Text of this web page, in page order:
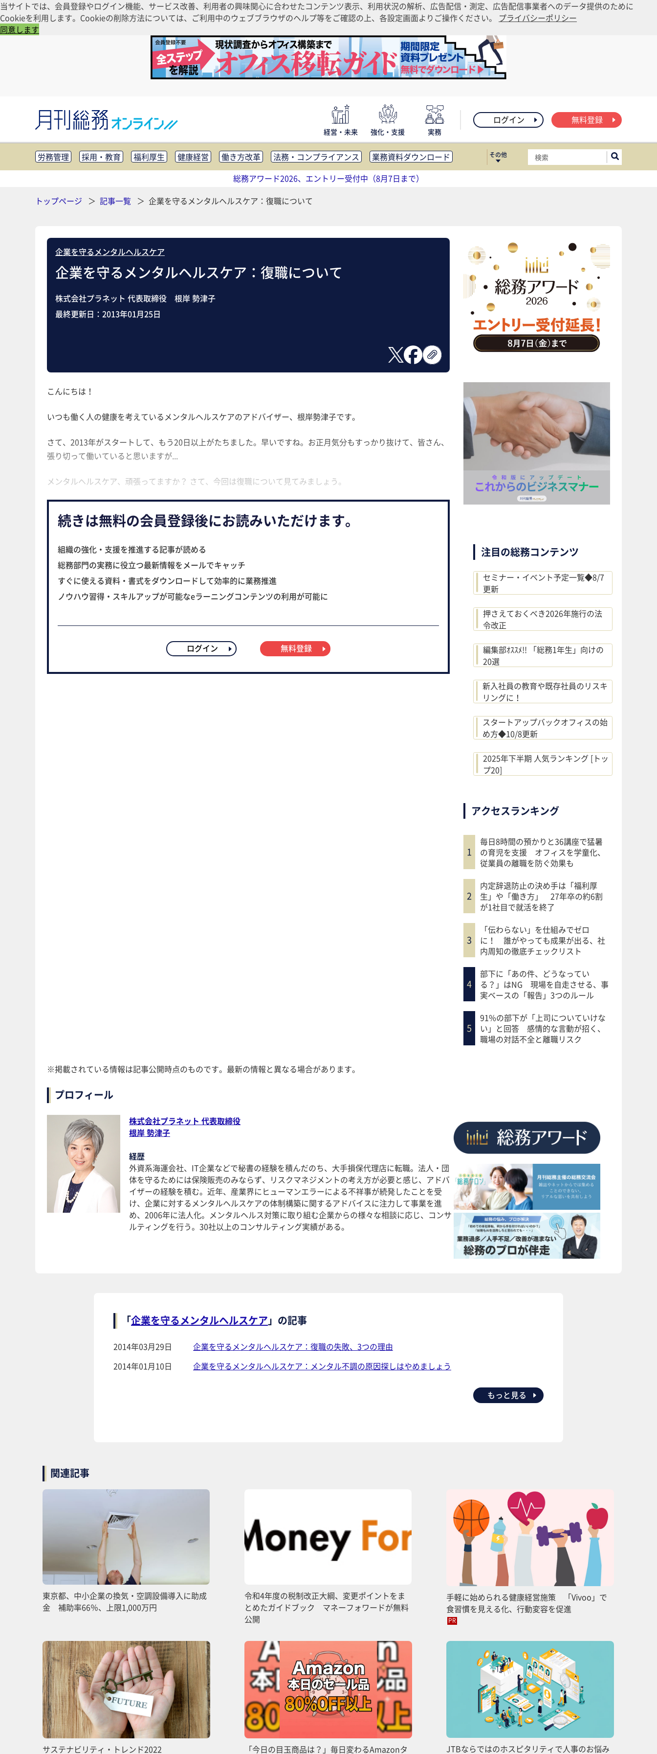
当サイトでは、会員登録やログイン機能、サービス改善、利用者の興味関心に合わせたコンテンツ表示、利用状況の解析、広告配信・測定、広告配信事業者へのデータ提供のために
Cookieを利用します。Cookieの削除方法については、ご利用中のウェブブラウザのヘルプ等をご確認の上、各設定画面よりご操作ください。 プライバシーポリシー
同意します
経営・未来 強化・支援 実務
ログイン 無料登録
労務管理 採用・教育 福利厚生 健康経営 働き方改革 法務・コンプライアンス
業務資料ダウンロード
知財管理
リスクマネジメント・BCP 社外・社内広報 社外・社内コミュニケーション活性化
FM・オフィス移転
助成金・補助金・コスト削減 アウトソーシング・BPO
調査・レポート
その他
総務アワード2026、エントリー受付中（8月7日まで）
トップページ
記事一覧 企業を守るメンタルヘルスケア：復職について
企業を守るメンタルヘルスケア
企業を守るメンタルヘルスケア：復職について
株式会社プラネット 代表取締役 根岸 勢津子
最終更新日： 2013年01月25日
注目の総務コンテンツ
セミナー・イベント予定一覧◆8/7
更新
押さえておくべき2026年施行の法
令改正
編集部ｵｽｽﾒ!! 「総務1年生」向けの
20選
新入社員の教育や既存社員のリスキ
リングに！
スタートアップバックオフィスの始
め方◆10/8更新
2025年下半期 人気ランキング [トッ
プ20]
アクセスランキング
毎日8時間の預かりと36講座で猛暑
の育児を支援 オフィスを学童化、
従業員の離職を防ぐ効果も
内定辞退防止の決め手は「福利厚
生」や「働き方」 27年卒の約6割
が1社目で就活を終了
「伝わらない」を仕組みでゼロ
に！ 誰がやっても成果が出る、社
内周知の徹底チェックリスト
部下に「あの件、どうなってい
る？」はNG 現場を自走させる、事
実ベースの「報告」3つのルール
91%の部下が「上司についていけな
い」と回答 感情的な言動が招く、
職場の対話不全と離職リスク
こんにちは！
いつも働く人の健康を考えているメンタルヘルスケアのアドバイザー、根岸勢津子です。
さて、2013年がスタートして、もう20日以上がたちました。早いですね。お正月気分もすっかり抜けて、皆さん、
張り切って働いていると思いますが...
メンタルヘルスケア、頑張ってますか？ さて、今回は復職について見てみましょう。
続きは無料の会員登録後にお読みいただけます。
組織の強化・支援を推進する記事が読める
総務部門の実務に役立つ最新情報をメールでキャッチ
すぐに使える資料・書式をダウンロードして効率的に業務推進
ノウハウ習得・スキルアップが可能なeラーニングコンテンツの利用が可能に
ログイン 無料登録
※掲載されている情報は記事公開時点のものです。最新の情報と異なる場合があります。
プロフィール
株式会社プラネット 代表取締役
根岸 勢津子
経歴
外資系海運会社、IT企業などで秘書の経験を積んだのち、大手損保代理店に転職。法人・団
体を守るためには保険販売のみならず、リスクマネジメントの考え方が必要と感じ、アドバ
イザーの経験を積む。近年、産業界にヒューマンエラーによる不祥事が続発したことを受
け、企業に対するメンタルヘルスケアの体制構築に関するアドバイスに注力して事業を進
め、2006年に法人化。メンタルヘルス対策に取り組む企業からの様々な相談に応じ、コンサ
ルティングを行う。30社以上のコンサルティング実績がある。
「企業を守るメンタルヘルスケア」の記事
2014年03月29日
企業を守るメンタルヘルスケア：復職の失敗、3つの理由
2014年01月10日
企業を守るメンタルヘルスケア：メンタル不調の原因探しはやめましょう
もっと見る
関連記事
東京都、中小企業の換気・空調設備導入に助成
金 補助率66％、上限1,000万円
令和4年度の税制改正大綱、変更ポイントをま
とめたガイドブック マネーフォワードが無料
公開
手軽に始められる健康経営施策 「Vivoo」で
食習慣を見える化、行動変容を促進
PR
サステナビリティ・トレンド2022 「今日の目玉商品は？」毎日変わるAmazonタ JTBならではのホスピタリティで人事のお悩み